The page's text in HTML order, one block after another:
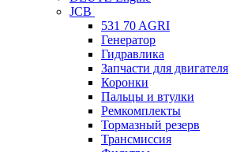
JCB
531 70 AGRI
Генератор
Гидравлика
Запчасти для двигателя
Коронки
Пальцы и втулки
Ремкомплекты
Тормазный резерв
Трансмиссия